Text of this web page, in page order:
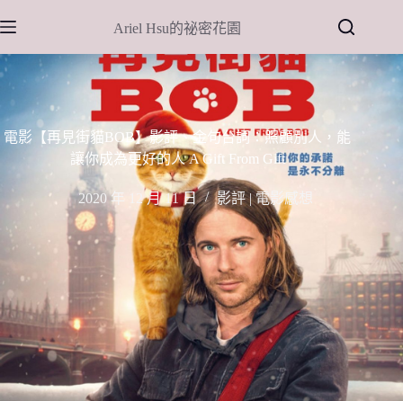
至
主
要
內
容
Ariel Hsu的祕密花園
電影【再見街貓BOB】影評、金句台詞：照顧別人，能
讓你成為更好的人 A Gift From Gift
2020 年 12 月 11 日 影評 | 電影感想